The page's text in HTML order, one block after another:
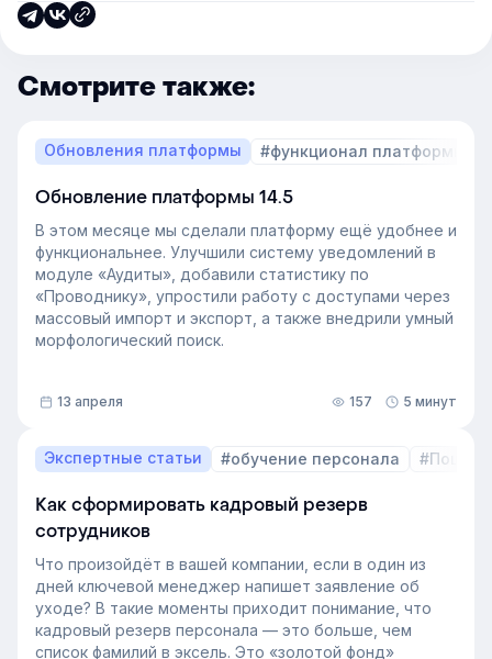
Смотрите также:
Обновления платформы #функционал платформы
Обновление платформы 14.5
В этом месяце мы сделали платформу ещё удобнее и
функциональнее. Улучшили систему уведомлений в
модуле «Аудиты», добавили статистику по
«Проводнику», упростили работу с доступами через
массовый импорт и экспорт, а также внедрили умный
морфологический поиск.
13 апреля 157 5 минут
Экспертные статьи #обучение персонала
Как сформировать кадровый резерв
сотрудников
Что произойдёт в вашей компании, если в один из
дней ключевой менеджер напишет заявление об
уходе? В такие моменты приходит понимание, что
кадровый резерв персонала — это больше, чем
список фамилий в эксель. Это «золотой фонд»